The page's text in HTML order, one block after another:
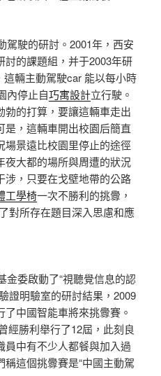
駛的研討。2001年，西安
討的課題組，并于2003年研
這輛主動駕駛car 能以每小時
內停止自巧寓設計立行駛。
的打算，要讓這輛車走出
，這輛車開出校園后簡直
場景遠比校園里停止的途徑
夜大都的場所與周遭的狀況
涉，只要在戈壁地帶的公路
工學椅一次不勝利的挑釁，
對所存在題目深入思慮和應
委啟動了“視聽覺信息的認
證明驗室的研討結果，2009
中國智能車將來挑釁賽。
經勝利舉行了12屆，此刻良
員中有不少人都餐與加入過
這個挑釁賽是“中國主動駕